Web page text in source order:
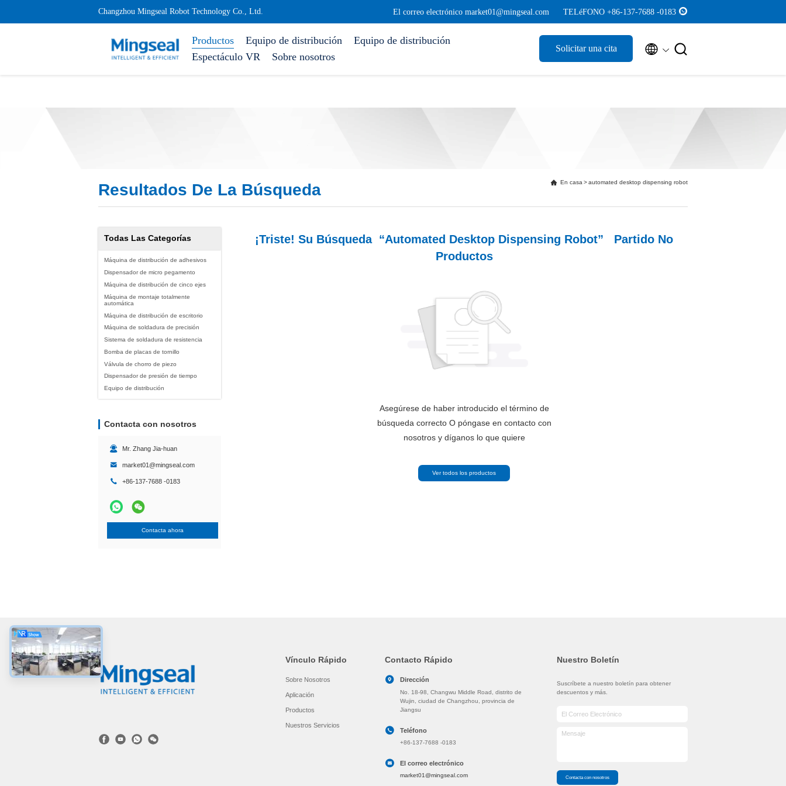
Changzhou Mingseal Robot Technology Co., Ltd. El correo electrónico market01@mingseal.com TELéFONO +86-137-7688 -0183
Productos Equipo de distribución
Equipo de distribución
Espectáculo VR
Sobre nosotros
Solicitar una cita  
En casa >automated desktop dispensing robot
Resultados De La Búsqueda
Todas Las Categorías
Máquina de distribución de adhesivos
Dispensador de micro pegamento
Máquina de distribución de cinco ejes
Máquina de montaje totalmente
automática
Máquina de distribución de escritorio
Máquina de soldadura de precisión
Sistema de soldadura de resistencia
Bomba de placas de tornillo
Válvula de chorro de piezo
Dispensador de presión de tiempo
Equipo de distribución
Contacta con nosotros
Mr. Zhang Jia-huan
market01@mingseal.com
+86-137-7688 -0183
Contacta ahora
¡Triste! Su Búsqueda “automated Desktop Dispensing Robot” Partido No
Productos
Asegúrese de haber introducido el término de
búsqueda correcto O póngase en contacto con
nosotros y díganos lo que quiere
Ver todos los productos
Vínculo Rápido
Sobre Nosotros
Aplicación
Productos
Nuestros Servicios
Contacto Rápido
Dirección
No. 18-98, Changwu Middle Road, distrito de
Wujin, ciudad de Changzhou, provincia de
Jiangsu
Teléfono
+86-137-7688 -0183
El correo electrónico
market01@mingseal.com
Nuestro Boletín
Suscríbete a nuestro boletín para obtener
descuentos y más.
Contacta con nosotros